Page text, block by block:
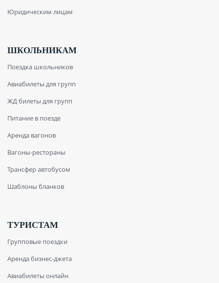
Юридическим лицам
ШКОЛЬНИКАМ
Поездка школьников
Авиабилеты для групп
ЖД билеты для групп
Питание в поезде
Аренда вагонов
Вагоны-рестораны
Трансфер автобусом
Шаблоны бланков
ТУРИСТАМ
Групповые поездки
Аренда бизнес-джета
Авиабилеты онлайн